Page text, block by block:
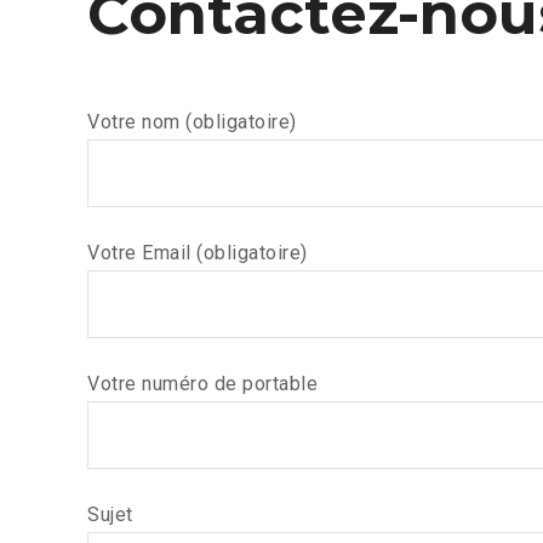
Votre nom (obligatoire)
Votre Email (obligatoire)
Votre numéro de portable
Sujet